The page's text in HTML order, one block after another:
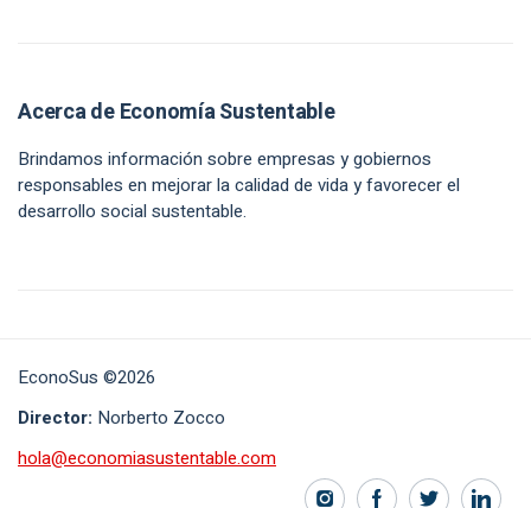
Acerca de Economía Sustentable
Brindamos información sobre empresas y gobiernos
responsables en mejorar la calidad de vida y favorecer el
desarrollo social sustentable.
EconoSus ©2026
Director: Norberto Zocco
hola@economiasustentable.com